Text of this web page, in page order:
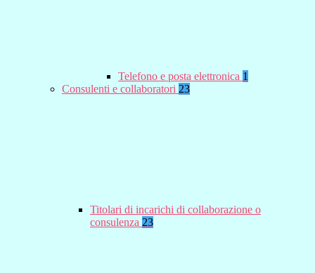
Telefono e posta elettronica 1
Consulenti e collaboratori 23
Titolari di incarichi di collaborazione o
consulenza 23